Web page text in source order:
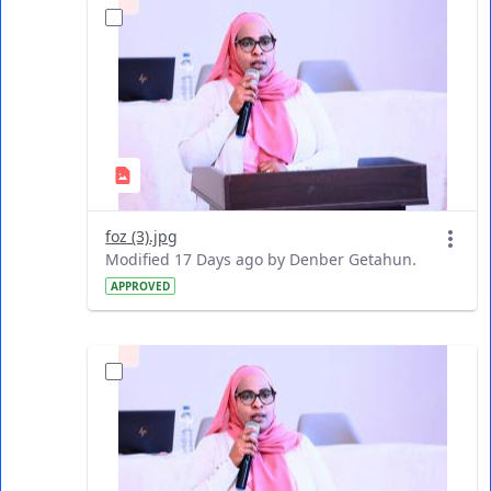
foz (3).jpg
Modified 17 Days ago by Denber Getahun.
APPROVED